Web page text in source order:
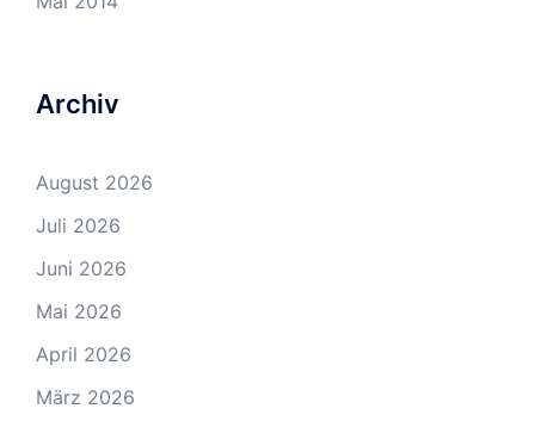
Archiv
August 2026
Juli 2026
Juni 2026
Mai 2026
April 2026
März 2026